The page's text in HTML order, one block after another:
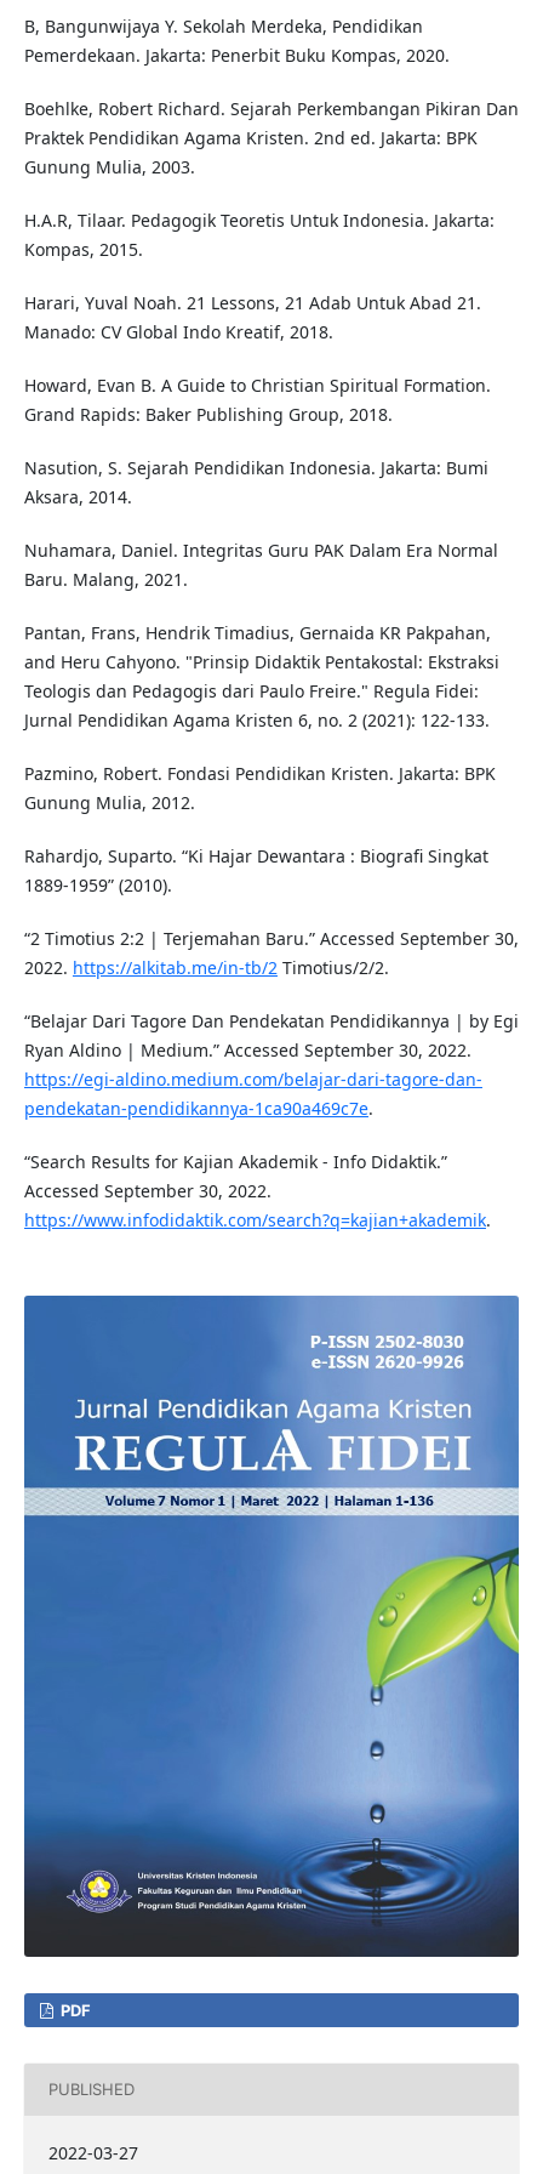
B, Bangunwijaya Y. Sekolah Merdeka, Pendidikan
Pemerdekaan. Jakarta: Penerbit Buku Kompas, 2020.
Boehlke, Robert Richard. Sejarah Perkembangan Pikiran Dan
Praktek Pendidikan Agama Kristen. 2nd ed. Jakarta: BPK
Gunung Mulia, 2003.
H.A.R, Tilaar. Pedagogik Teoretis Untuk Indonesia. Jakarta:
Kompas, 2015.
Harari, Yuval Noah. 21 Lessons, 21 Adab Untuk Abad 21.
Manado: CV Global Indo Kreatif, 2018.
Howard, Evan B. A Guide to Christian Spiritual Formation.
Grand Rapids: Baker Publishing Group, 2018.
Nasution, S. Sejarah Pendidikan Indonesia. Jakarta: Bumi
Aksara, 2014.
Nuhamara, Daniel. Integritas Guru PAK Dalam Era Normal
Baru. Malang, 2021.
Pantan, Frans, Hendrik Timadius, Gernaida KR Pakpahan,
and Heru Cahyono. "Prinsip Didaktik Pentakostal: Ekstraksi
Teologis dan Pedagogis dari Paulo Freire." Regula Fidei:
Jurnal Pendidikan Agama Kristen 6, no. 2 (2021): 122-133.
Pazmino, Robert. Fondasi Pendidikan Kristen. Jakarta: BPK
Gunung Mulia, 2012.
Rahardjo, Suparto. “Ki Hajar Dewantara : Biografi Singkat
1889-1959” (2010).
“2 Timotius 2:2 | Terjemahan Baru.” Accessed September 30,
2022. https://alkitab.me/in-tb/2Timotius/2/2.
“Belajar Dari Tagore Dan Pendekatan Pendidikannya | by Egi
Ryan Aldino | Medium.” Accessed September 30, 2022.
https://egi-aldino.medium.com/belajar-dari-tagore-dan-
pendekatan-pendidikannya-1ca90a469c7e.
“Search Results for Kajian Akademik - Info Didaktik.”
Accessed September 30, 2022.
https://www.infodidaktik.com/search?q=kajian+akademik.
PDF
PUBLISHED
2022-03-27